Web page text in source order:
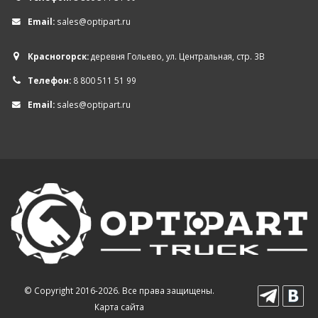
Email: sales@optipart.ru
Красногорск:деревня Гольево, ул. Центральная, стр. 3В
Телефон: 8 800 511 51 99
Email: sales@optipart.ru
© Copyright 2016-2026. Все права защищены.
Карта сайта